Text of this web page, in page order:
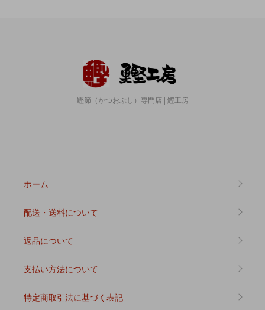
鰹節（かつおぶし）専門店 | 鰹工房
ホーム
配送・送料について
返品について
支払い方法について
特定商取引法に基づく表記